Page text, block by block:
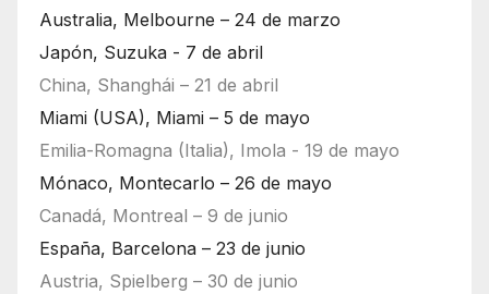
Australia, Melbourne – 24 de marzo
Japón, Suzuka - 7 de abril
China, Shanghái – 21 de abril
Miami (USA), Miami – 5 de mayo
Emilia-Romagna (Italia), Imola - 19 de mayo
Mónaco, Montecarlo – 26 de mayo
Canadá, Montreal – 9 de junio
España, Barcelona – 23 de junio
Austria, Spielberg – 30 de junio